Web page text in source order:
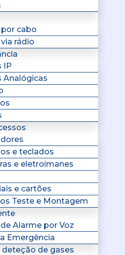
cabo
rádio
IP
Analógicas
e teclados
e eletroímanes
e cartões
Teste e Montagem
Alarme por Voz
Emergência
de gases